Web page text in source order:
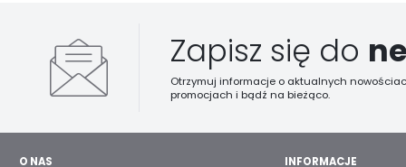
Zapisz się do
Otrzymuj informacje o aktualnych
promocjach i bądź na bieżąco.
O NAS INFORMACJE